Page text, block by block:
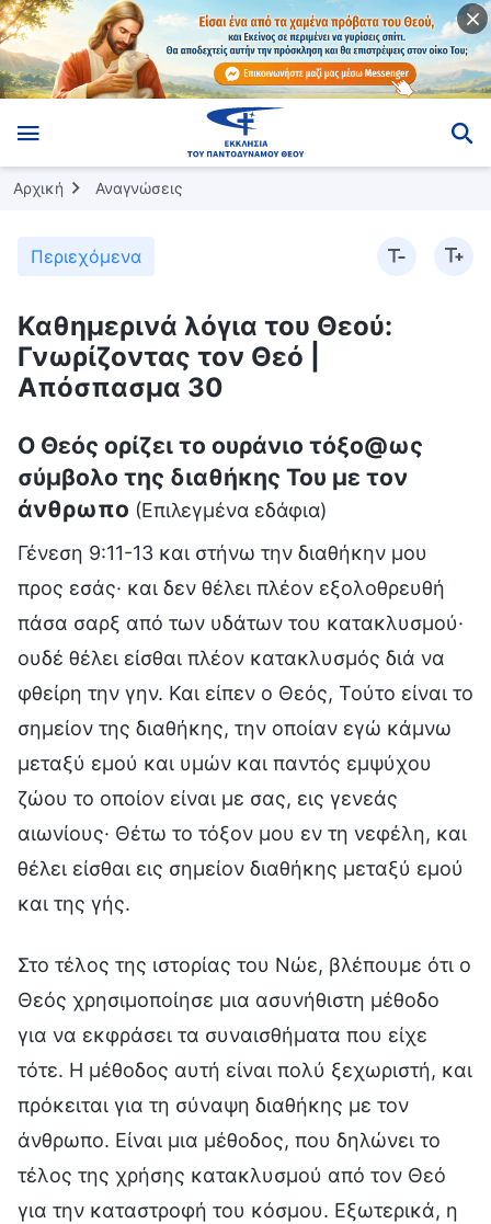
Αρχική Αναγνώσεις
Περιεχόμενα
Καθημερινά λόγια του Θεού:
Γνωρίζοντας τον Θεό |
Απόσπασμα 30
Ο Θεός ορίζει το ουράνιο τόξο@ως
σύμβολο της διαθήκης Του με τον
άνθρωπο (Επιλεγμένα εδάφια)
Γένεση 9:11-13 και στήνω την διαθήκην μου
προς εσάς· και δεν θέλει πλέον εξολοθρευθή
πάσα σαρξ από των υδάτων του κατακλυσμού·
ουδέ θέλει είσθαι πλέον κατακλυσμός διά να
φθείρη την γην. Και είπεν ο Θεός, Τούτο είναι το
σημείον της διαθήκης, την οποίαν εγώ κάμνω
μεταξύ εμού και υμών και παντός εμψύχου
ζώου το οποίον είναι με σας, εις γενεάς
αιωνίους· Θέτω το τόξον μου εν τη νεφέλη, και
θέλει είσθαι εις σημείον διαθήκης μεταξύ εμού
και της γής.
Στο τέλος της ιστορίας του Νώε, βλέπουμε ότι ο
Θεός χρησιμοποίησε μια ασυνήθιστη μέθοδο
για να εκφράσει τα συναισθήματα που είχε
τότε. Η μέθοδος αυτή είναι πολύ ξεχωριστή, και
πρόκειται για τη σύναψη διαθήκης με τον
άνθρωπο. Είναι μια μέθοδος, που δηλώνει το
τέλος της χρήσης κατακλυσμού από τον Θεό
για την καταστροφή του κόσμου. Εξωτερικά, η